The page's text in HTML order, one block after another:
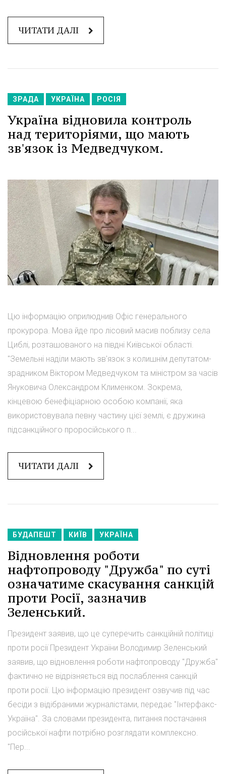
ЧИТАТИ ДАЛІ
ЗРАДА УКРАЇНА РОСІЯ
Україна відновила контроль
над територіями, що мають
зв'язок із Медведчуком.
Цю інформацію оприлюднив Офіс генерального
прокурора. Мова йде про лісовий масив поблизу села
Циблі, розташованого на півдні Київської області.
"Земельні наділи мають зв'язок з колишнім депутатом-
зрадником Віктором Медведчуком та міністром за часів
Януковича Олександром Клименком. Зокрема,
кінцевою бенефіціарною особою компанії, яка
використовувала певну частину цієї землі, є дружина
підсанкційного проросійського п...
ЧИТАТИ ДАЛІ
БУДАПЕШТ КИЇВ УКРАЇНА
Відновлення роботи
нафтопроводу "Дружба" по суті
означатиме скасування санкцій
проти Росії, зазначив
Зеленський.
Президент заявив, що це суперечить санкційній політиці
проти росії Президент України Володимир Зеленський
заявив, що відновлення роботи нафтопроводу "Дружба"
фактично не відрізняється від послаблення санкцій
проти росії. Цю інформацію президент озвучив під час
бесіди з відібраними журналістами, передає "Інтерфакс-
Україна". За словами президента, питання постачання
російської нафти потрібно розглядати комплексно.
"Пер...